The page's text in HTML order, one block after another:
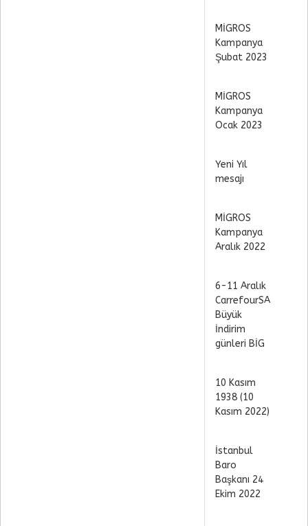
MİGROS
Kampanya
Şubat 2023
MİGROS
Kampanya
Ocak 2023
Yeni Yıl
mesajı
MİGROS
Kampanya
Aralık 2022
6-11 Aralık
CarrefourSA
Büyük
İndirim
günleri BİG
10 Kasım
1938 (10
Kasım 2022)
İstanbul
Baro
Başkanı 24
Ekim 2022